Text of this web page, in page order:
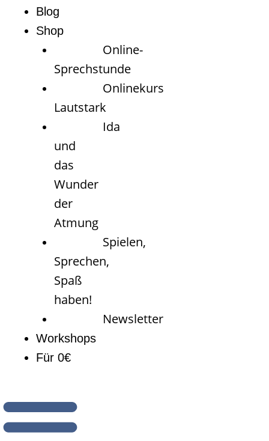
Blog
Shop
Online-
Sprechstunde
Onlinekurs
Lautstark
Ida
und
das
Wunder
der
Atmung
Spielen,
Sprechen,
Spaß
haben!
Newsletter
Workshops
Für 0€